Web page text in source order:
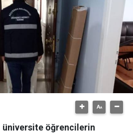
üniversite öğrencilerin